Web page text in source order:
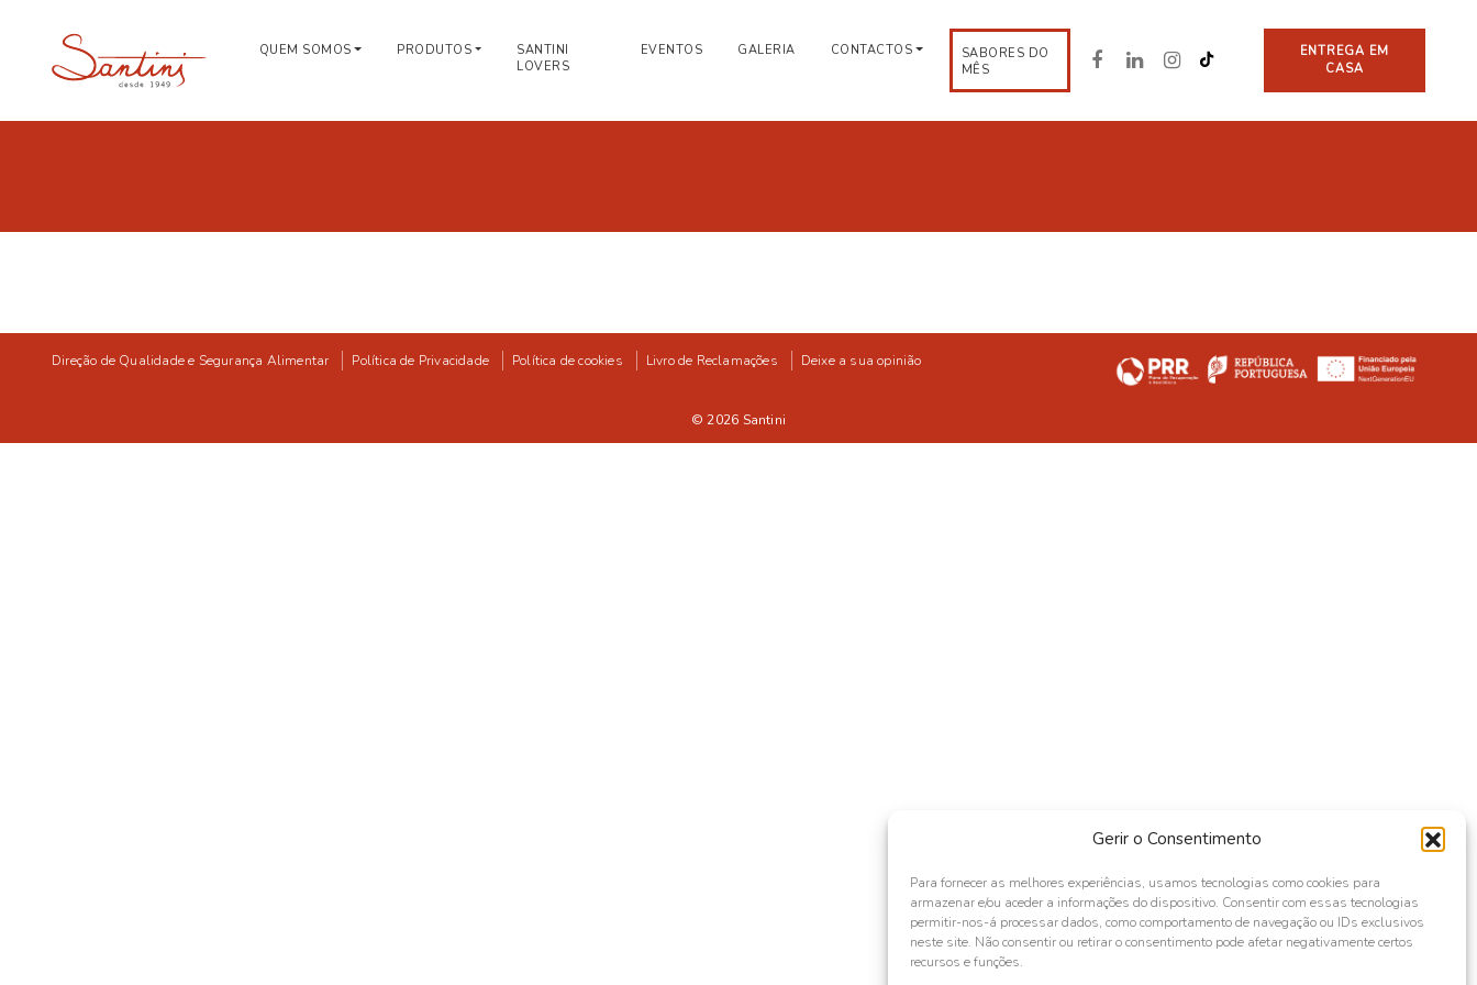
Gerir o Consentimento
Para fornecer as melhores experiências, usamos tecnologias como cookies para
armazenar e/ou aceder a informações do dispositivo. Consentir com essas tecnologias
permitir-nos-á processar dados, como comportamento de navegação ou IDs exclusivos
neste site. Não consentir ou retirar o consentimento pode afetar negativamente certos
recursos e funções.
QUEM SOMOS PRODUTOS
SANTINI
LOVERS
EVENTOS GALERIA CONTACTOS
SABORES DO
MÊS
ENTREGA EM
CASA
Direção de Qualidade e Segurança Alimentar Política de Privacidade Política de cookies Livro de Reclamações Deixe a sua opinião
© 2026 Santini